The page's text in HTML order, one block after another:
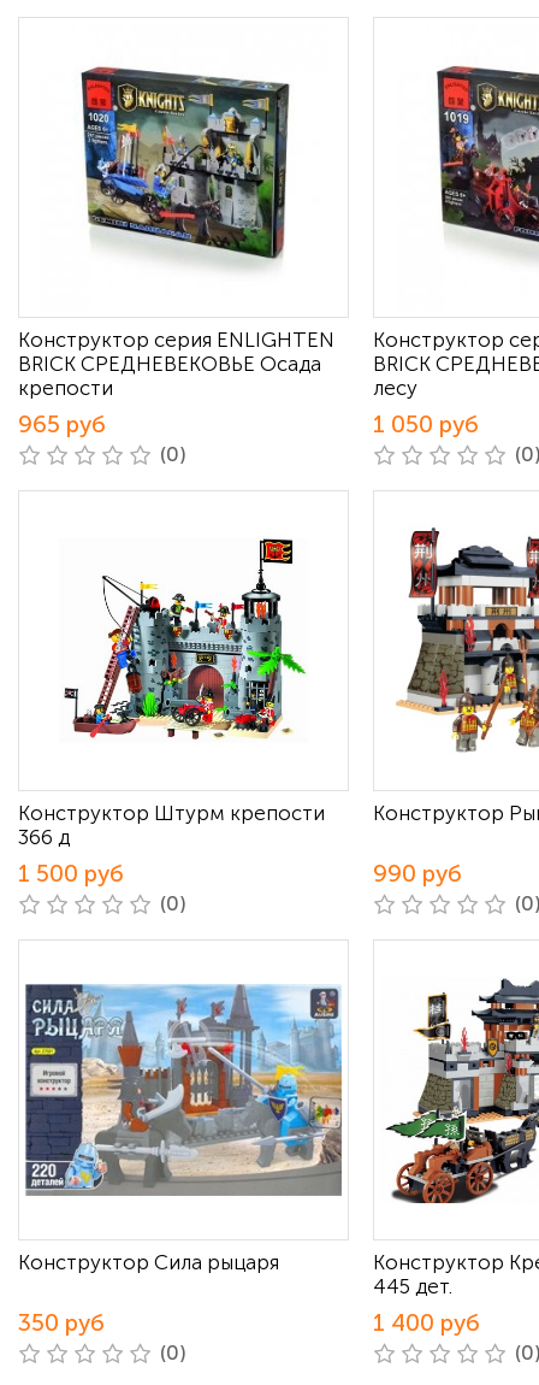
Конструктор серия ENLIGHTEN
BRICK СРЕДНЕВЕКОВЬЕ Осада
крепости
965 руб
(0)
Конструктор
BRICK
лесу
1 050 руб
Конструктор Штурм крепости
366 д
1 500 руб
(0)
Конструктор
990 руб
Конструктор Сила рыцаря
350 руб
(0)
Конструктор
445 дет.
1 400 руб